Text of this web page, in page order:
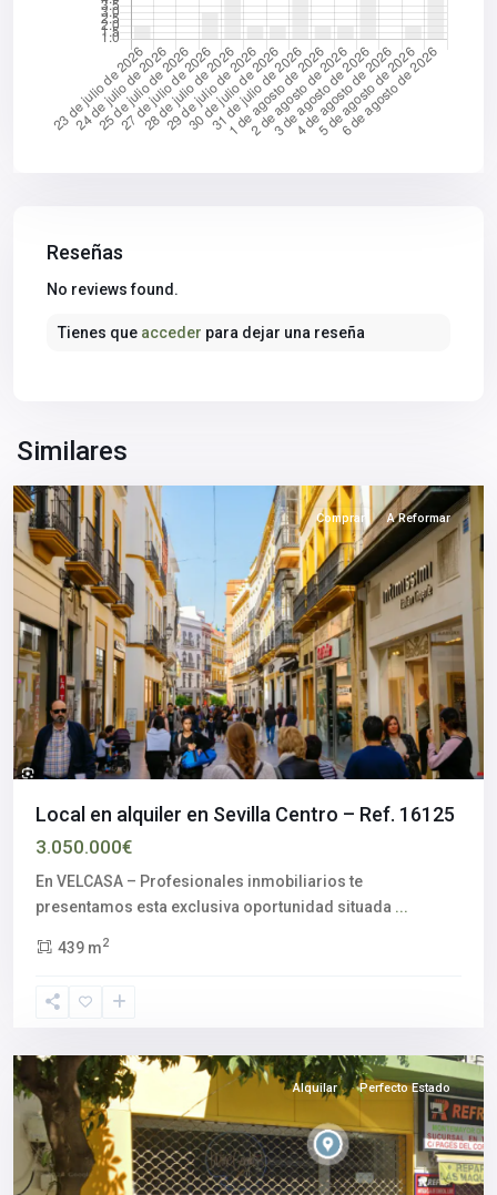
Reseñas
No reviews found.
Tienes que acceder para dejar una reseña
Similares
Sevilla
capital
Comprar A Reformar
Local en alquiler en Sevilla Centro – Ref. 16125
3.050.000€
En VELCASA – Profesionales inmobiliarios te
presentamos esta exclusiva oportunidad situada ...
439 m2
histórico
Sevilla
Alquilar Perfecto Estado